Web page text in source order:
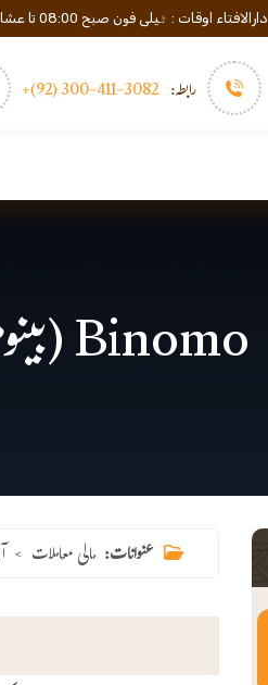
دارالافتاء اوقات : ٹیلی فون صبح 08:00 تا عشاء / بالمشافہ و واٹس ایپ 08:00 تا عصر
رابطہ: 3082-411-300 (92)+
Binomo (بینومو) ایپلی کیشن سے کمائی کرنا
عنوانات: مالی معاملات >